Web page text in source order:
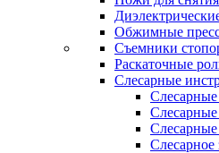
Обжимные
Съемники
Раскаточные
Слесарные
Слесарное